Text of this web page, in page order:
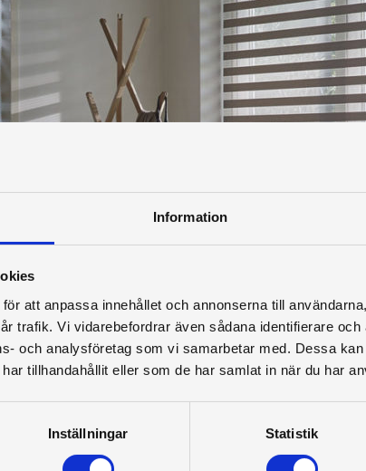
Information
att anpassa innehållet och annonserna till
trafik. Vi vidarebefordrar även sådana identifierare och
och analysföretag som vi samarbetar med. Dessa
tillhandahållit eller som de har samlat in när du har
Inställningar Statistik